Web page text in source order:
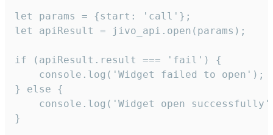
let params = {start: 'call'};
let apiResult = jivo_api.open(params);
if (apiResult.result === 'fail') {
    console.log('Widget failed to open');
} else {
console.log('Widget open
}